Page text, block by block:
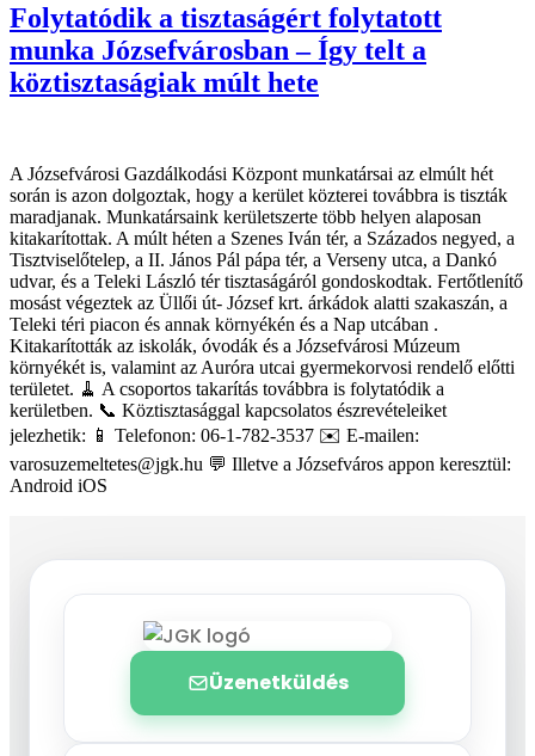
Folytatódik a tisztaságért folytatott
munka Józsefvárosban – Így telt a
köztisztaságiak múlt hete
A Józsefvárosi Gazdálkodási Központ munkatársai az elmúlt hét
során is azon dolgoztak, hogy a kerület közterei továbbra is tiszták
maradjanak. Munkatársaink kerületszerte több helyen alaposan
kitakarítottak. A múlt héten a Szenes Iván tér, a Százados negyed, a
Tisztviselőtelep, a II. János Pál pápa tér, a Verseny utca, a Dankó
udvar, és a Teleki László tér tisztaságáról gondoskodtak. Fertőtlenítő
mosást végeztek az Üllői út- József krt. árkádok alatti szakaszán, a
Teleki téri piacon és annak környékén és a Nap utcában .
Kitakarították az iskolák, óvodák és a Józsefvárosi Múzeum
környékét is, valamint az Auróra utcai gyermekorvosi rendelő előtti
területet. 🧹 A csoportos takarítás továbbra is folytatódik a
kerületben. 📞 Köztisztasággal kapcsolatos észrevételeiket
jelezhetik: 📱 Telefonon: 06-1-782-3537 ✉️ E-mailen:
varosuzemeltetes@jgk.hu 💬 Illetve a Józsefváros appon keresztül:
Android iOS
Üzenetküldés